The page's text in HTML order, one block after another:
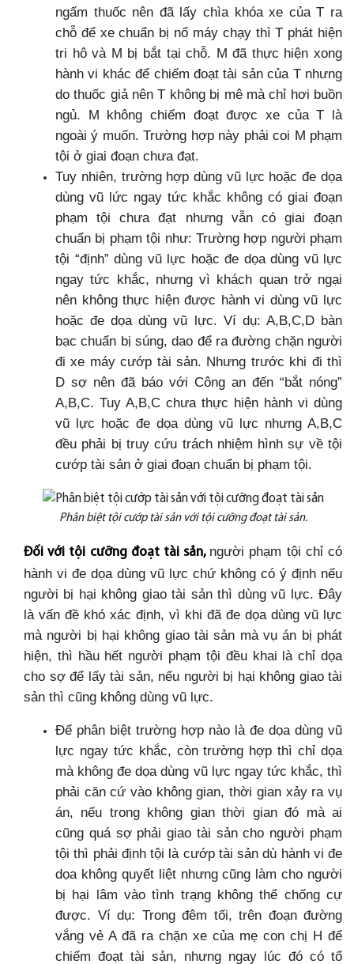
ngấm thuốc nên đã lấy chìa khóa xe của T ra
chỗ để xe chuẩn bị nổ máy chạy thì T phát hiện
tri hô và M bị bắt tại chỗ. M đã thực hiện xong
hành vi khác để chiếm đoạt tài sản của T nhưng
do thuốc giả nên T không bị mê mà chỉ hơi buồn
ngủ. M không chiếm đoạt được xe của T là
ngoài ý muốn. Trường hợp này phải coi M phạm
tội ở giai đoạn chưa đạt.
Tuy nhiên, trường hợp dùng vũ lực hoặc đe dọa
dùng vũ lức ngay tức khắc không có giai đoạn
phạm tội chưa đạt nhưng vẫn có giai đoạn
chuẩn bị phạm tội như: Trường hợp người phạm
tội “định” dùng vũ lực hoặc đe dọa dùng vũ lực
ngay tức khắc, nhưng vì khách quan trở ngại
nên không thực hiện được hành vi dùng vũ lực
hoặc đe dọa dùng vũ lực. Ví dụ: A,B,C,D bàn
bạc chuẩn bị súng, dao để ra đường chặn người
đi xe máy cướp tài sản. Nhưng trước khi đi thì
D sợ nên đã báo với Công an đến “bắt nóng”
A,B,C. Tuy A,B,C chưa thực hiện hành vi dùng
vũ lực hoặc đe dọa dùng vũ lực nhưng A,B,C
đều phải bị truy cứu trách nhiệm hình sự về tội
cướp tài sản ở giai đoạn chuẩn bị phạm tội.
Phân biệt tội cướp tài sản với tội cưỡng đoạt tài sản.
Đối với tội cưỡng đoạt tài sản, người phạm tội chỉ có
hành vi đe dọa dùng vũ lực chứ không có ý định nếu
người bị hại không giao tài sản thì dùng vũ lực. Đây
là vấn đề khó xác định, vì khi đã đe dọa dùng vũ lực
mà người bị hại không giao tài sản mà vụ án bị phát
hiện, thì hầu hết người phạm tội đều khai là chỉ dọa
cho sợ để lấy tài sản, nếu người bị hại không giao tài
sản thì cũng không dùng vũ lực.
Để phân biệt trường hợp nào là đe dọa dùng vũ
lực ngay tức khắc, còn trường hợp thì chỉ dọa
mà không đe dọa dùng vũ lực ngay tức khắc, thì
phải căn cứ vào không gian, thời gian xảy ra vụ
án, nếu trong không gian thời gian đó mà ai
cũng quá sợ phải giao tài sản cho người phạm
tội thì phải định tội là cướp tài sản dù hành vi đe
dọa không quyết liệt nhưng cũng làm cho người
bị hại lâm vào tình trạng không thể chống cự
được. Ví dụ: Trong đêm tối, trên đoạn đường
vắng vẻ A đã ra chặn xe của mẹ con chị H để
chiếm đoạt tài sản, nhưng ngay lúc đó có tổ